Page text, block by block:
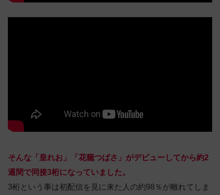
そんな「皇れお」「花籠つばさ」がデビューしてから約2
週間で同接3桁になっていました。
3桁という事は初配信を見に来た人の約98％が離れてしま